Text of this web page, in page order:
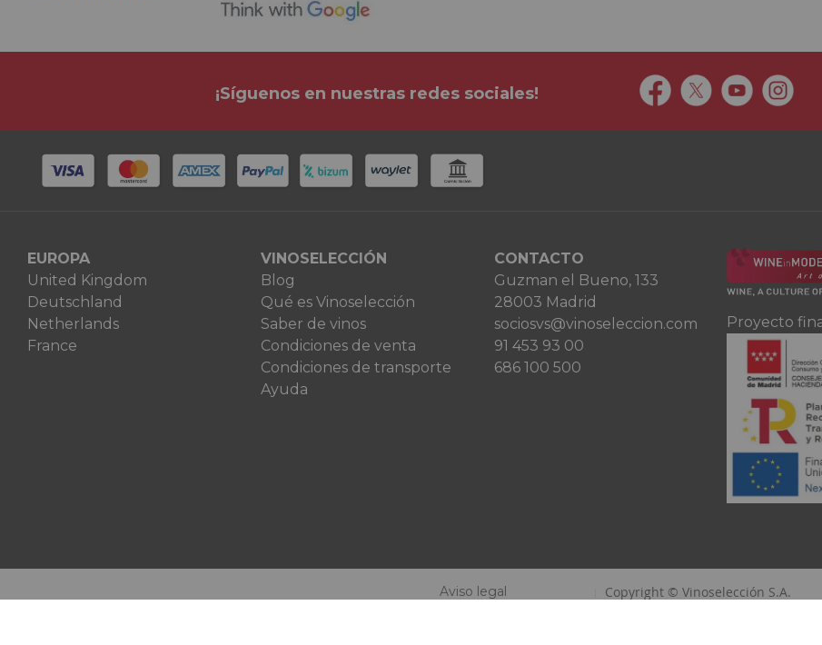
¡Síguenos en nuestras redes sociales!
EUROPA
United Kingdom
Deutschland
Netherlands
France
VINOSELECCIÓN
Blog
Qué es Vinoselección
Saber de vinos
Condiciones de venta
Condiciones de transporte
Ayuda
CONTACTO
Guzman el Bueno, 133
28003 Madrid
sociosvs@vinoseleccion.com
91 453 93 00
686 100 500
Proyecto
Aviso legal
Copyright © Vinoselección S.A.